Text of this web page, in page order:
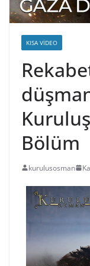
KISA VIDEO
Bölüm
kurulusosman